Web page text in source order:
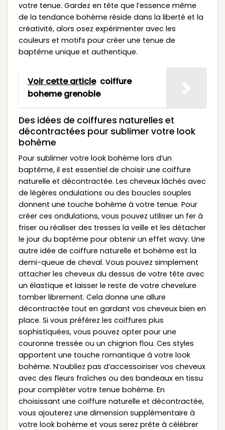
votre tenue. Gardez en tête que l’essence même
de la tendance bohème réside dans la liberté et la
créativité, alors osez expérimenter avec les
couleurs et motifs pour créer une tenue de
baptême unique et authentique.
Voir cette article coiffure
boheme grenoble
Des idées de coiffures naturelles et
décontractées pour sublimer votre look
bohème
Pour sublimer votre look bohème lors d’un
baptême, il est essentiel de choisir une coiffure
naturelle et décontractée. Les cheveux lâchés avec
de légères ondulations ou des boucles souples
donnent une touche bohème à votre tenue. Pour
créer ces ondulations, vous pouvez utiliser un fer à
friser ou réaliser des tresses la veille et les détacher
le jour du baptême pour obtenir un effet wavy. Une
autre idée de coiffure naturelle et bohème est la
demi-queue de cheval. Vous pouvez simplement
attacher les cheveux du dessus de votre tête avec
un élastique et laisser le reste de votre chevelure
tomber librement. Cela donne une allure
décontractée tout en gardant vos cheveux bien en
place. Si vous préférez les coiffures plus
sophistiquées, vous pouvez opter pour une
couronne tressée ou un chignon flou. Ces styles
apportent une touche romantique à votre look
bohème. N’oubliez pas d’accessoiriser vos cheveux
avec des fleurs fraîches ou des bandeaux en tissu
pour compléter votre tenue bohème. En
choisissant une coiffure naturelle et décontractée,
vous ajouterez une dimension supplémentaire à
votre look bohème et vous serez prête à célébrer